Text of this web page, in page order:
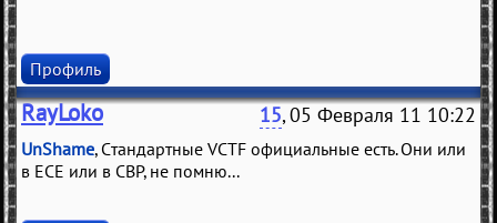
Профиль
RayLoko 15, 05 Февраля 11 10:22
UnShame, Стандартные VCTF официальные есть. Они или
в ECE или в CBP, не помню...